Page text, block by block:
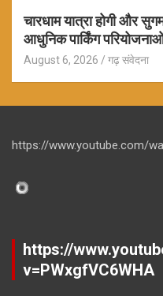
चारधाम यात्रा होगी और
आधुनिक पार्किंग
August 6, 2026 गढ़ संवेदना
https://www.youtube.com/
https://
v=PWxgfVC6WHA